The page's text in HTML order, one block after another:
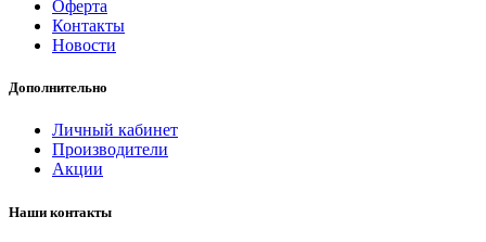
Оферта
Контакты
Новости
Дополнительно
Личный кабинет
Производители
Акции
Наши контакты